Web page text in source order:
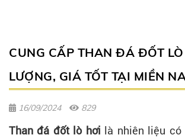
CUNG CẤP THAN ĐÁ ĐỐT
LƯỢNG, GIÁ TỐT TẠI MIỀN
16/09/2024 829
Than đá đốt lò hơi là nhiên liệu có